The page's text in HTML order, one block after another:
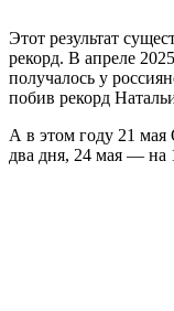
Этот результат
рекорд. В апреле
получалось у
побив рекорд
А в этом году 21 мая
два дня, 24 мая — на